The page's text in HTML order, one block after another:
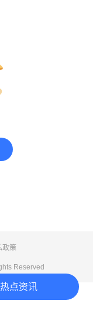
点资讯
政策
Reserved